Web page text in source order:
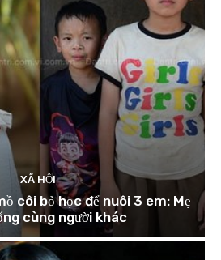
XÃ HỘI
côi bỏ học để nuôi 3 em: Mẹ
cùng người khác